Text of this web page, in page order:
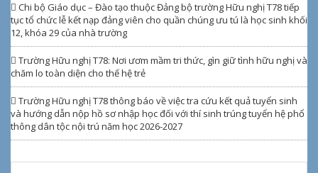
Chi bộ Giáo dục – Đào tạo thuộc Đảng bộ trường Hữu nghị T78 tiếp
tục tổ chức lễ kết nạp đảng viên cho quần chúng ưu tú là học sinh khối
12, khóa 29 của nhà trường
Trường Hữu nghị T78: Nơi ươm mầm tri thức, gìn giữ tình hữu nghị và
chăm lo toàn diện cho thế hệ trẻ
Trường Hữu nghị T78 thông báo về việc tra cứu kết quả tuyển sinh
và hướng dẫn nộp hồ sơ nhập học đối với thí sinh trúng tuyển hệ phổ
thông dân tộc nội trú năm học 2026-2027